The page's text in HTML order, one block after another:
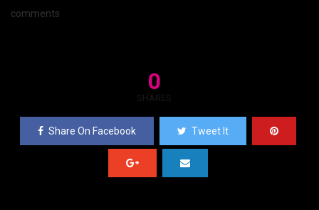
comments
0
SHARES
Share On Facebook Tweet It